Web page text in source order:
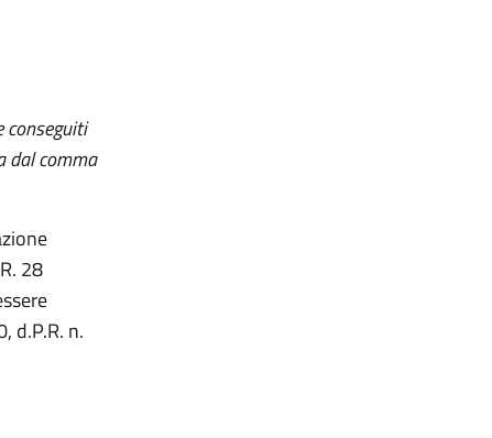
dal comma
28
d.P.R. n.